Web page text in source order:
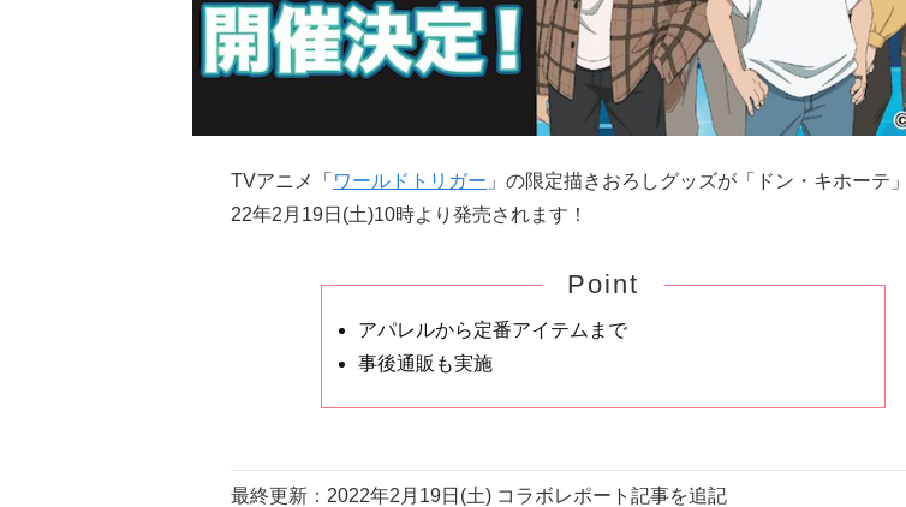
TVアニメ「 ワールドトリガー 」の限定描きおろしグッズが「ドン・キホーテ
22年2月19日(土)10時より発売されます！
Point
アパレルから定番アイテムまで
事後通販も実施
最終更新：2022年2月19日(土) コラボレポート記事を追記